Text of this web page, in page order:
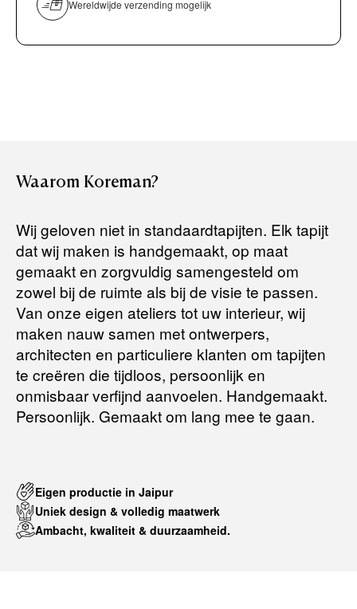
Bancontact / Mister Cash
aankoopbedrag zo snel mogelijk terug, maar uiterlijkbinnen 14
dagen na herroeping .
Voor meer informatie kunt u terecht op:
Terugbetalingsbeleid
Wereldwijde verzending mogelijk
Waarom Koreman?
Wij geloven niet in standaardtapijten. Elk tapijt
dat wij maken is handgemaakt, op maat
gemaakt en zorgvuldig samengesteld om
zowel bij de ruimte als bij de visie te passen.
Van onze eigen ateliers tot uw interieur, wij
maken nauw samen met ontwerpers,
architecten en particuliere klanten om tapijten
te creëren die tijdloos, persoonlijk en
onmisbaar verfijnd aanvoelen. Handgemaakt.
Persoonlijk. Gemaakt om lang mee te gaan.
Eigen productie in Jaipur
Uniek design & volledig maatwerk
Ambacht, kwaliteit & duurzaamheid.